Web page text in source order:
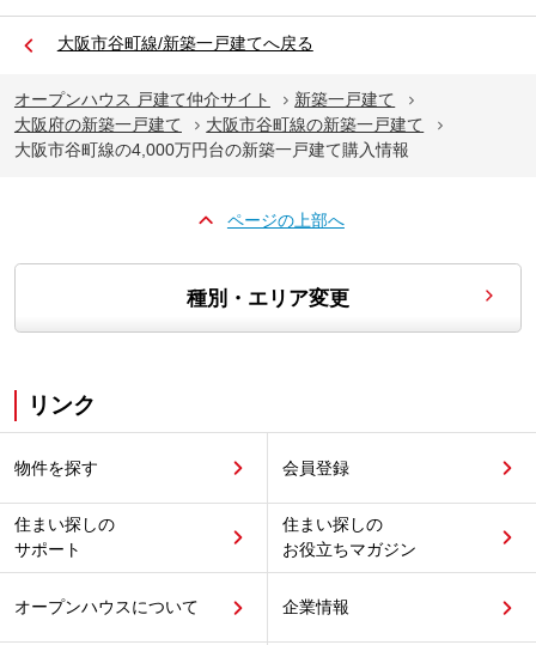
大阪市谷町線/新築一戸建てへ戻る
オープンハウス 戸建て仲介サイト
新築一戸建て
大阪府の新築一戸建て
大阪市谷町線の新築一戸建て
大阪市谷町線の4,000万円台の新築一戸建て購入情報
ページの上部へ
種別・エリア変更
リンク
物件を探す 会員登録
住まい探しの
サポート
住まい探しの
お役立ちマガジン
オープンハウスについて 企業情報